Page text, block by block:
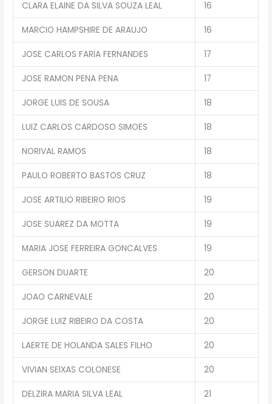
CLARA ELAINE DA SILVA SOUZA LEAL 16
MARCIO HAMPSHIRE DE ARAUJO 16
JOSE CARLOS FARIA FERNANDES 17
JOSE RAMON PENA PENA 17
JORGE LUIS DE SOUSA 18
LUIZ CARLOS CARDOSO SIMOES 18
NORIVAL RAMOS 18
PAULO ROBERTO BASTOS CRUZ 18
JOSE ARTILIO RIBEIRO RIOS 19
JOSE SUAREZ DA MOTTA 19
MARIA JOSE FERREIRA GONCALVES 19
GERSON DUARTE 20
JOAO CARNEVALE 20
JORGE LUIZ RIBEIRO DA COSTA 20
LAERTE DE HOLANDA SALES FILHO 20
VIVIAN SEIXAS COLONESE 20
DELZIRA MARIA SILVA LEAL 21